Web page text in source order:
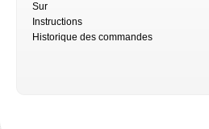
Sur
Instructions
Historique des commandes